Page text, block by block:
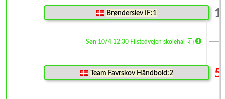
Brønderslev IF:1
Søn 10/4 12:30 Filstedvejen skolehal
Team Favrskov Håndbold:2 5